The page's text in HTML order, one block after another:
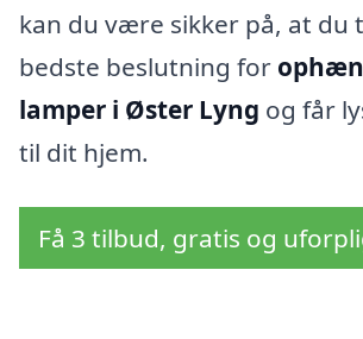
kan du være sikker på, at
bedste beslutning for
lamper i Øster Lyng og får
til dit hjem.
Få 3 tilbud, gratis og